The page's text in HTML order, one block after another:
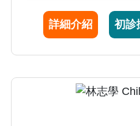
擅長處理老人健康問題
年疾病的照顧，曾促成
病、疾病、殘疾、癌症
著重全人全家的照顧，
詳細介紹 初診